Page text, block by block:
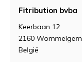
Fitribution bvba
Keerbaan 12
2160 Wommelgem
België